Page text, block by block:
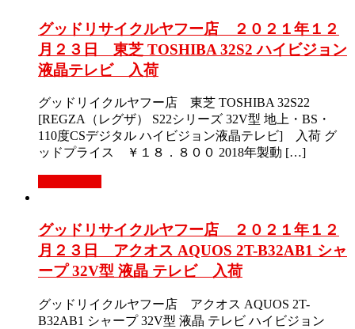
グッドリサイクルヤフー店 ２０２１年１２
月２３日 東芝 TOSHIBA 32S2 ハイビジョン
液晶テレビ 入荷
グッドリイクルヤフー店 東芝 TOSHIBA 32S22
[REGZA（レグザ） S22シリーズ 32V型 地上・BS・
110度CSデジタル ハイビジョン液晶テレビ] 入荷 グ
ッドプライス ￥１８．８００ 2018年製動 […]
グッドリサイクルヤフー店 ２０２１年１２
月２３日 アクオス AQUOS 2T-B32AB1 シャ
ープ 32V型 液晶 テレビ 入荷
グッドリイクルヤフー店 アクオス AQUOS 2T-
B32AB1 シャープ 32V型 液晶 テレビ ハイビジョン